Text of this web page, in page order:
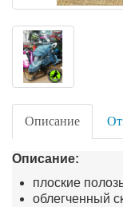
Описание
Описание:
плоские
облегченный